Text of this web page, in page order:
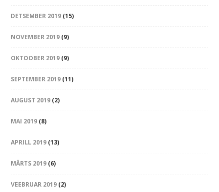
DETSEMBER 2019 (15)
NOVEMBER 2019 (9)
OKTOOBER 2019 (9)
SEPTEMBER 2019 (11)
AUGUST 2019 (2)
MAI 2019 (8)
APRILL 2019 (13)
MÄRTS 2019 (6)
VEEBRUAR 2019 (2)